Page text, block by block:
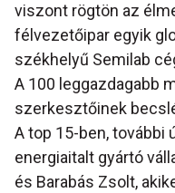
viszont rögtön az
félvezetőipar egyik
székhelyű Semilab
A 100 leggazdagabb
szerkesztőinek
A top 15-ben, további
energiaitalt gyártó
és Barabás Zsolt,